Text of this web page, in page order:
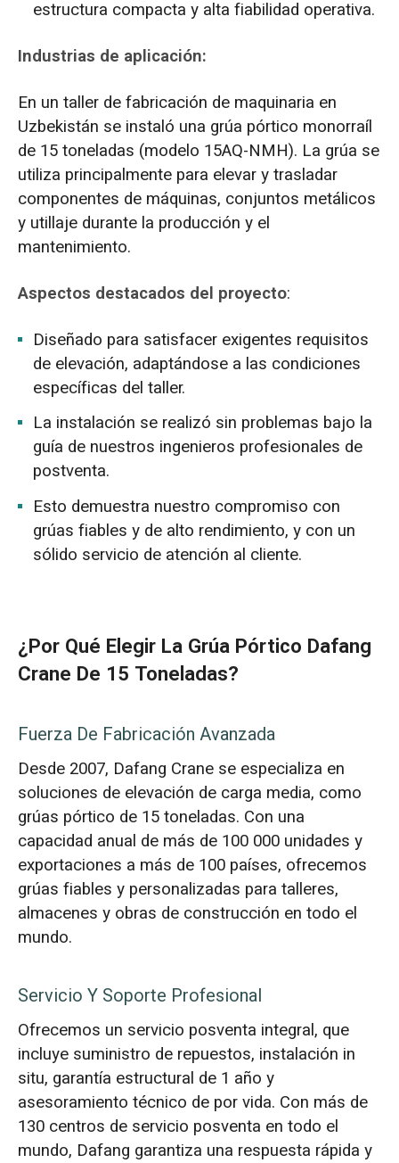
estructura compacta y alta fiabilidad operativa.
Industrias de aplicación:
En un taller de fabricación de maquinaria en
Uzbekistán se instaló una grúa pórtico monorraíl
de 15 toneladas (modelo 15AQ-NMH). La grúa se
utiliza principalmente para elevar y trasladar
componentes de máquinas, conjuntos metálicos
y utillaje durante la producción y el
mantenimiento.
Aspectos destacados del proyecto:
Diseñado para satisfacer exigentes requisitos
de elevación, adaptándose a las condiciones
específicas del taller.
La instalación se realizó sin problemas bajo la
guía de nuestros ingenieros profesionales de
postventa.
Esto demuestra nuestro compromiso con
grúas fiables y de alto rendimiento, y con un
sólido servicio de atención al cliente.
¿Por Qué Elegir La Grúa Pórtico Dafang
Crane De 15 Toneladas?
Fuerza De Fabricación Avanzada
Desde 2007, Dafang Crane se especializa en
soluciones de elevación de carga media, como
grúas pórtico de 15 toneladas. Con una
capacidad anual de más de 100 000 unidades y
exportaciones a más de 100 países, ofrecemos
grúas fiables y personalizadas para talleres,
almacenes y obras de construcción en todo el
mundo.
Servicio Y Soporte Profesional
Ofrecemos un servicio posventa integral, que
incluye suministro de repuestos, instalación in
situ, garantía estructural de 1 año y
asesoramiento técnico de por vida. Con más de
130 centros de servicio posventa en todo el
mundo, Dafang garantiza una respuesta rápida y